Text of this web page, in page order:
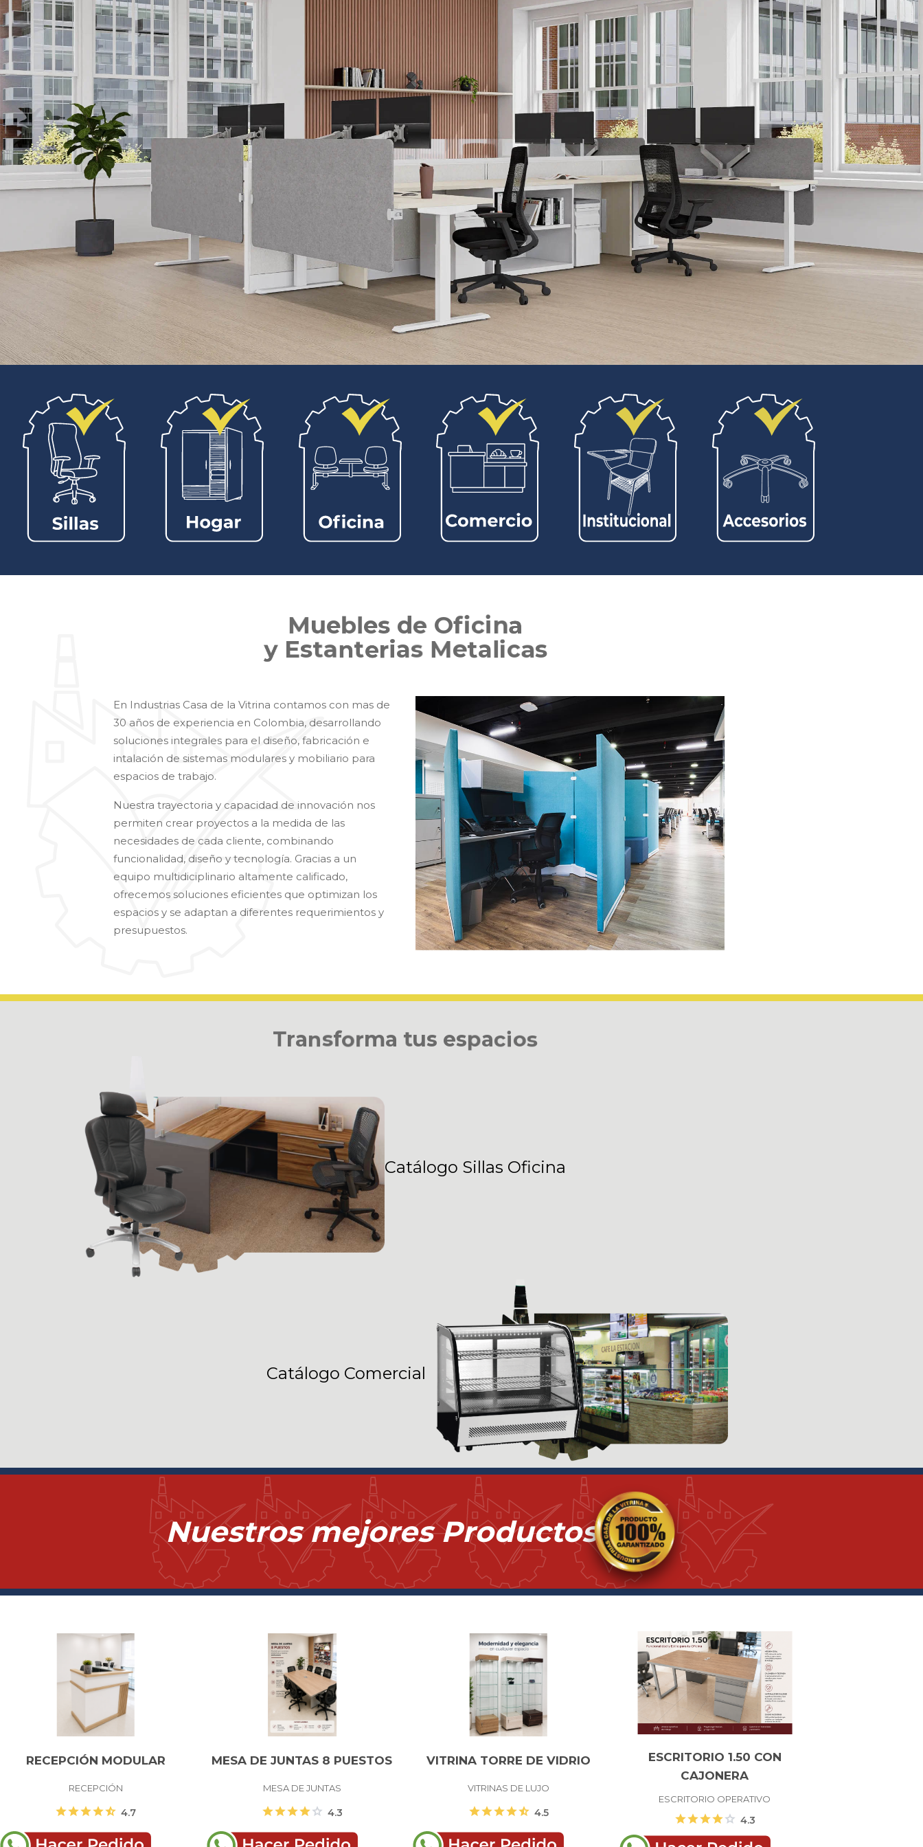
Muebles de Oficina
y Estanterias Metalicas
En Industrias Casa de la Vitrina contamos con mas de
30 años de experiencia en Colombia, desarrollando
soluciones integrales para el diseño, fabricación e
intalación de sistemas modulares y mobiliario para
espacios de trabajo.
Nuestra trayectoria y capacidad de innovación nos
permiten crear proyectos a la medida de las
necesidades de cada cliente, combinando
funcionalidad, diseño y tecnología. Gracias a un
equipo multidiciplinario altamente calificado,
ofrecemos soluciones eficientes que optimizan los
espacios y se adaptan a diferentes requerimientos y
presupuestos.
Transforma tus espacios
Catálogo Sillas Oficina
Catálogo Comercial
Nuestros mejores Productos
RECEPCIÓN MODULAR
RECEPCIÓN
starstarstarstarstar_half 4.7
MESA DE JUNTAS 8 PUESTOS
MESA DE JUNTAS
starstarstarstarstar 4.3
VITRINA TORRE DE VIDRIO
VITRINAS DE LUJO
starstarstarstarstar_half 4.5
ESCRITORIO 1.50 CON
CAJONERA
ESCRITORIO OPERATIVO
starstarstarstarstar 4.3